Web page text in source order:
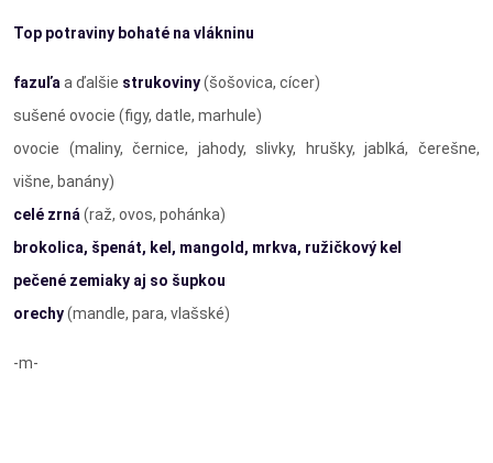
Top potraviny bohaté na vlákninu
fazuľa a ďalšie strukoviny(šošovica, cícer)
sušené ovocie (figy, datle, marhule)
ovocie (maliny, černice, jahody, slivky, hrušky, jablká, čerešne,
višne, banány)
celé zrná (raž, ovos, pohánka)
brokolica, špenát, kel, mangold, mrkva, ružičkový kel
pečené zemiaky aj so šupkou
orechy(mandle, para, vlašské)
-m-